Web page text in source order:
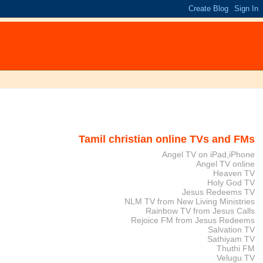
Tamil christian online TVs and FMs
Angel TV on iPad,iPhone
Angel TV online
Heaven TV
Holy God TV
Jesus Redeems TV
NLM TV from New Living Ministries
Rainbow TV from Jesus Calls
Rejoice FM from Jesus Redeems
Salvation TV
Sathiyam TV
Thuthi FM
Velugu TV